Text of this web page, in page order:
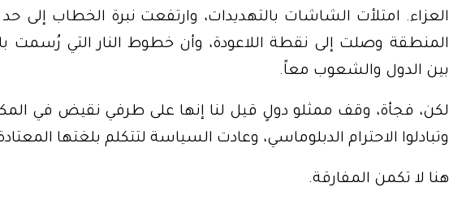
العزاء. امتلأت الشاشات بالتهديدات، وارتفعت نبرة الخطاب إلى
المنطقة وصلت إلى نقطة اللاعودة، وأن خطوط النار التي رُسمت
بين الدول والشعوب معاً.
لكن، فجأة، وقف ممثلو دولٍ قيل لنا إنها على طرفي نقيض في
وتبادلوا الاحترام الدبلوماسي، وعادت السياسة لتتكلم بلغتها
هنا لا تكمن المفارقة.